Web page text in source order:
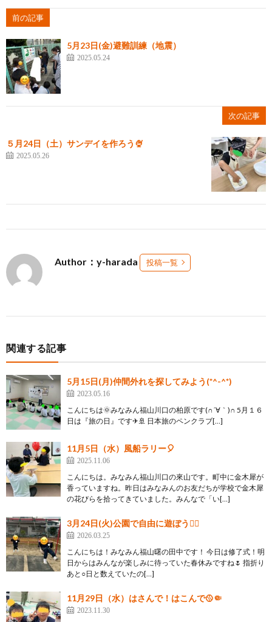
前の記事
5月23日(金)避難訓練（地震）
2025.05.24
次の記事
５月24日（土）サンデイを作ろう🍨
2025.05.26
Author：y-harada 投稿一覧
関連する記事
5月15日(月)仲間外れを探してみよう(*^-^*)
2023.05.16
こんにちは🌞みなみん福山川口の柏原です(∩´∀｀)∩ 5月１６
日は『旅の日』です✈🚢 日本旅のペンクラブ[…]
11月5日（水）風船ラリー🎈
2025.11.06
こんにちは。みなみん福山川口の來山です。町中に金木犀が
香っていますね。昨日はみなみんのお友だちが学校で金木犀
の花びらを拾ってきていました。みんなで「い[…]
3月24日(火)公園で自由に遊ぼう✌🏻
2026.03.25
こんにちは！みなみん福山曙の田中です！ 今日は修了式！明
日からはみんなが楽しみに待っていた春休みですね🌷 指折り
あと○日と数えていたの[…]
11月29日（水）はさんで！はこんで🥎🤏
2023.11.30